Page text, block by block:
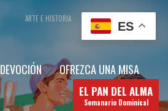
ARTE E HISTORIA CONTÁCTENOS
DEVOCIÓN OFREZCA UNA MISA
EL PAN DEL ALMA
Semanario Dominical
ES